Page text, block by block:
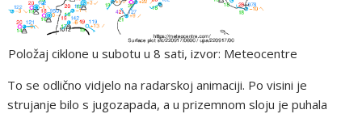
Položaj ciklone u subotu u 8 sati, izvor: Meteocentre
To se odlično vidjelo na radarskoj animaciji. Po visini je
strujanje bilo s jugozapada, a u prizemnom sloju je puhala